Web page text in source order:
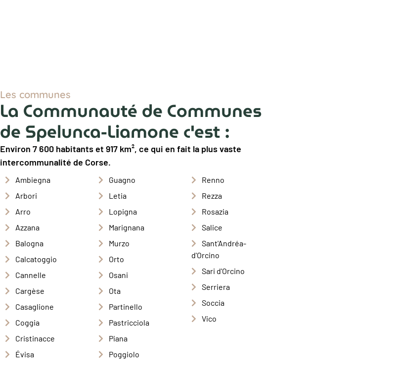
Les communes
La Communauté de Communes
de Spelunca-Liamone c'est :
Environ 7 600 habitants et 917 km², ce qui en fait la plus vaste
intercommunalité de Corse.
Ambiegna
Arbori
Arro
Azzana
Balogna
Calcatoggio
Cannelle
Cargèse
Casaglione
Coggia
Cristinacce
Évisa
Guagno
Letia
Lopigna
Marignana
Murzo
Orto
Osani
Ota
Partinello
Pastricciola
Piana
Poggiolo
Renno
Rezza
Rosazia
Salice
Sant'Andréa-
d'Orcino
Sari d'Orcino
Serriera
Soccia
Vico